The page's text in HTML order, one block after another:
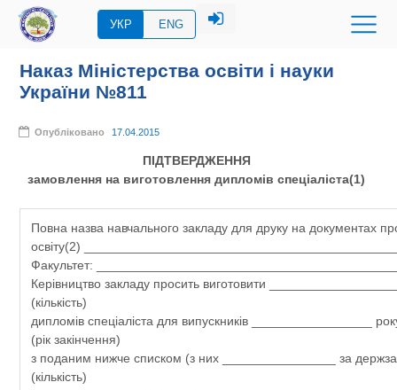
УКР ENG
Наказ Міністерства освіти і науки
України №811
Опубліковано 17.04.2015
ПІДТВЕРДЖЕННЯ
замовлення на виготовлення дипломів спеціаліста(1)
Повна назва навчального закладу для друку на документах
освіту(2)
Факультет:
Керівництво закладу просить виготовити
(кількість)
дипломів спеціаліста для випускників _________________
(рік закінчення)
з поданим нижче списком (з них ________________ за
(кількість)